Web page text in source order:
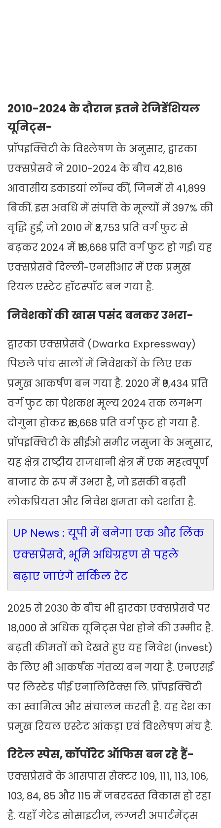
2010-2024 के दौरान इतने रेजिडेंशियल
यूनिट्स-
प्रॉपइक्विटी के विश्लेषण के अनुसार, द्वारका
एक्सप्रेसवे ने 2010-2024 के बीच 42,816
आवासीय इकाइयां लॉन्च कीं, जिनमें से 41,899
बिकीं. इस अवधि में संपत्ति के मूल्यों में 397% की
वृद्धि हुई, जो 2010 में ₹3,753 प्रति वर्ग फुट से
बढ़कर 2024 में ₹18,668 प्रति वर्ग फुट हो गई। यह
एक्सप्रेसवे दिल्ली-एनसीआर में एक प्रमुख
रियल एस्टेट हॉटस्पॉट बन गया है.
निवेशकों की खास पसंद बनकर उभरा-
द्वारका एक्सप्रेसवे (Dwarka Expressway)
पिछले पांच सालों में निवेशकों के लिए एक
प्रमुख आकर्षण बन गया है. 2020 में ₹9,434 प्रति
वर्ग फुट का पेशकश मूल्य 2024 तक लगभग
दोगुना होकर ₹18,668 प्रति वर्ग फुट हो गया है.
प्रॉपइक्विटी के सीईओ समीर जसुजा के अनुसार,
यह क्षेत्र राष्ट्रीय राजधानी क्षेत्र में एक महत्वपूर्ण
बाजार के रूप में उभरा है, जो इसकी बढ़ती
लोकप्रियता और निवेश क्षमता को दर्शाता है.
UP News : यूपी में बनेगा एक और लिंक
एक्सप्रेसवे, भूमि अधिग्रहण से पहले
बढ़ाए जाएंगे सर्किल रेट
2025 से 2030 के बीच भी द्वारका एक्सप्रेसवे पर
18,000 से अधिक यूनिट्स पेश होने की उम्मीद है.
बढ़ती कीमतों को देखते हुए यह निवेश (invest)
के लिए भी आकर्षक गंतव्य बन गया है. एनएसई
पर लिस्टेड पीई एनालिटिक्स लि. प्रॉपइक्विटी
का स्वामित्व और संचालन करती है. यह देश का
प्रमुख रियल एस्टेट आंकड़ा एवं विश्लेषण मंच है.
रिटेल स्पेस, कॉर्पोरेट ऑफिस बन रहे हैं-
एक्सप्रेसवे के आसपास सेक्टर 109, 111, 113, 106,
103, 84, 85 और 115 में जबरदस्त विकास हो रहा
है. यहाँ गेटेड सोसाइटीज, लग्जरी अपार्टमेंट्स